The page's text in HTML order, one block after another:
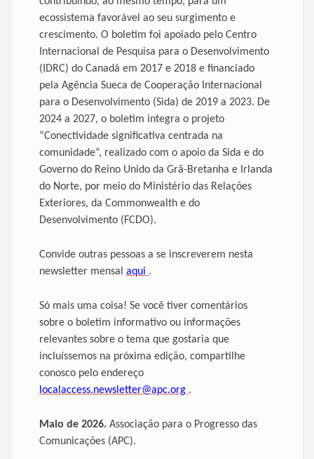
ecossistema favorável ao seu surgimento e
crescimento. O boletim foi apoiado pelo Centro
Internacional de Pesquisa para o Desenvolvimento
(IDRC) do Canadá em 2017 e 2018 e financiado
pela Agência Sueca de Cooperação Internacional
para o Desenvolvimento (Sida) de 2019 a 2023. De
2024 a 2027, o boletim integra o projeto
“Conectividade significativa centrada na
comunidade”, realizado com o apoio da Sida e do
Governo do Reino Unido da Grã-Bretanha e Irlanda
do Norte, por meio do Ministério das Relações
Exteriores, da Commonwealth e do
Desenvolvimento (FCDO).
Convide outras pessoas a se inscreverem nesta
newsletter mensal aqui .
Só mais uma coisa! Se você tiver comentários
sobre o boletim informativo ou informações
relevantes sobre o tema que gostaria que
incluíssemos na próxima edição, compartilhe
conosco pelo endereço
localaccess.newsletter@apc.org .
Maio de 2026. Associação para o Progresso das
Comunicações (APC).